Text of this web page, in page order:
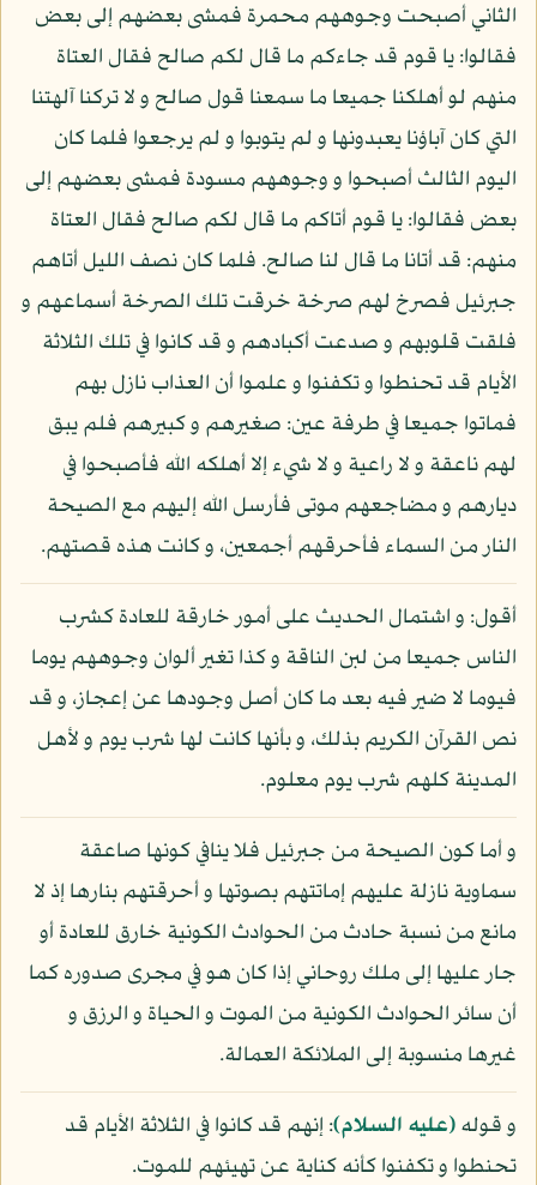
الثاني أصبحت وجوههم محمرة فمشى بعضهم إلى بعض
فقالوا: يا قوم قد جاءكم ما قال لكم صالح فقال العتاة
منهم لو أهلكنا جميعا ما سمعنا قول صالح و لا تركنا آلهتنا
التي كان آباؤنا يعبدونها و لم يتوبوا و لم يرجعوا فلما كان
اليوم الثالث أصبحوا و وجوههم مسودة فمشى بعضهم إلى
بعض فقالوا: يا قوم أتاكم ما قال لكم صالح فقال العتاة
منهم: قد أتانا ما قال لنا صالح. فلما كان نصف الليل أتاهم
جبرئيل فصرخ لهم صرخة خرقت تلك الصرخة أسماعهم و
فلقت قلوبهم و صدعت أكبادهم و قد كانوا في تلك الثلاثة
الأيام قد تحنطوا و تكفنوا و علموا أن العذاب نازل بهم
فماتوا جميعا في طرفة عين: صغيرهم و كبيرهم فلم يبق
لهم ناعقة و لا راعية و لا شيء إلا أهلكه الله فأصبحوا في
ديارهم و مضاجعهم موتى فأرسل الله إليهم مع الصيحة
النار من السماء فأحرقهم أجمعين، و كانت هذه قصتهم.
أقول: و اشتمال الحديث على أمور خارقة للعادة كشرب
الناس جميعا من لبن الناقة و كذا تغير ألوان وجوههم يوما
فيوما لا ضير فيه بعد ما كان أصل وجودها عن إعجاز، و قد
نص القرآن الكريم بذلك، و بأنها كانت لها شرب يوم و لأهل
المدينة كلهم شرب يوم معلوم.
و أما كون الصيحة من جبرئيل فلا ينافي كونها صاعقة
سماوية نازلة عليهم إماتتهم بصوتها و أحرقتهم بنارها إذ لا
مانع من نسبة حادث من الحوادث الكونية خارق للعادة أو
جار عليها إلى ملك روحاني إذا كان هو في مجرى صدوره كما
أن سائر الحوادث الكونية من الموت و الحياة و الرزق و
غيرها منسوبة إلى الملائكة العمالة.
و قوله(عليه السلام): إنهم قد كانوا في الثلاثة الأيام قد
تحنطوا و تكفنوا كأنه كناية عن تهيئهم للموت.